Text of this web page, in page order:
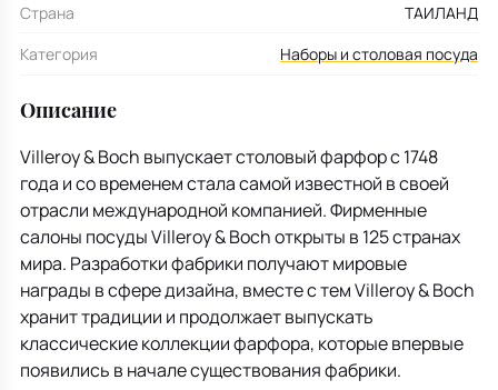
Страна
ТАИЛАНД
Категория
Наборы и столовая посуда
Описание
Villeroy & Boch выпускает столовый фарфор с 1748
года и со временем стала самой известной в своей
отрасли международной компанией. Фирменные
салоны посуды Villeroy & Boch открыты в 125 странах
мира. Разработки фабрики получают мировые
награды в сфере дизайна, вместе с тем Villeroy & Boch
хранит традиции и продолжает выпускать
классические коллекции фарфора, которые впервые
появились в начале существования фабрики.